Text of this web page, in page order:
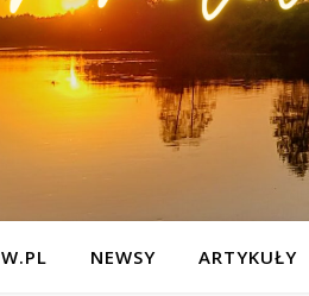
NEWSY ARTYKUŁY